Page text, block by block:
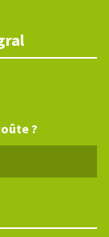
?